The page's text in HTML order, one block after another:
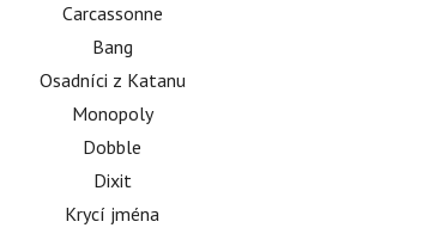
Carcassonne
Bang
Osadníci z Katanu
Monopoly
Dobble
Dixit
Krycí jména